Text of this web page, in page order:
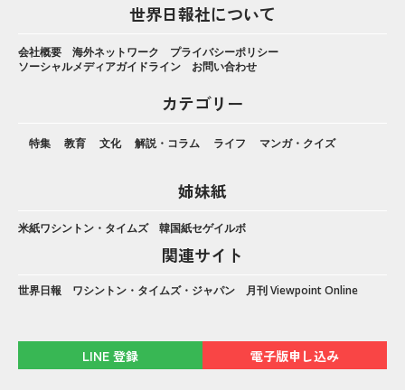
世界日報社について
会社概要 海外ネットワーク
プライバシーポリシー
ソーシャルメディアガイドライン
お問い合わせ
カテゴリー
特集 教育 文化 解説・コラム ライフ マンガ・クイズ
姉妹紙
米紙ワシントン・タイムズ 韓国紙セゲイルボ
関連サイト
世界日報 ワシントン・タイムズ・ジャパン 月刊 Viewpoint Online
LINE 登録 電子版申し込み